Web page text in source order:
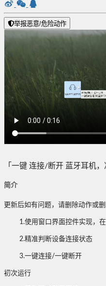
举报恶意/危险动作
「一键 连接/断开 蓝牙耳机
简介
更新后如有问题，请删除动作或
1.使用窗口界面控件实现，在
2.精准判断设备连接状态
3.一键连接/一键断开
初次运行